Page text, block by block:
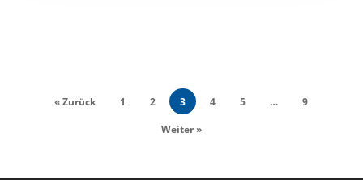
« Zurück 1 2 3 4 5 …
9
Weiter »